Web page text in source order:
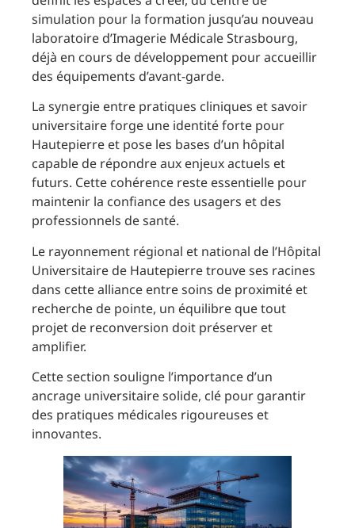
simulation pour la formation jusqu’au nouveau
laboratoire d’Imagerie Médicale Strasbourg,
déjà en cours de développement pour accueillir
des équipements d’avant-garde.
La synergie entre pratiques cliniques et savoir
universitaire forge une identité forte pour
Hautepierre et pose les bases d’un hôpital
capable de répondre aux enjeux actuels et
futurs. Cette cohérence reste essentielle pour
maintenir la confiance des usagers et des
professionnels de santé.
Le rayonnement régional et national de l’Hôpital
Universitaire de Hautepierre trouve ses racines
dans cette alliance entre soins de proximité et
recherche de pointe, un équilibre que tout
projet de reconversion doit préserver et
amplifier.
Cette section souligne l’importance d’un
ancrage universitaire solide, clé pour garantir
des pratiques médicales rigoureuses et
innovantes.